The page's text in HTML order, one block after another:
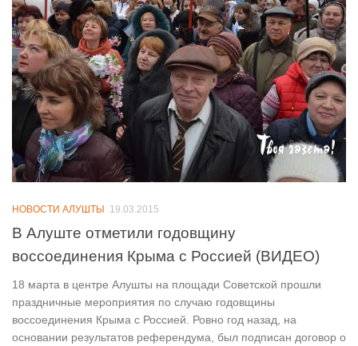
НОВОСТИ АЛУШТЫ 19.03.2015
В Алуште отметили годовщину
воссоединения Крыма с Россией (ВИДЕО)
18 марта в центре Алушты на площади Советской прошли
праздничные мероприятия по случаю годовщины
воссоединения Крыма с Россией. Ровно год назад, на
основании результатов референдума, был подписан договор о